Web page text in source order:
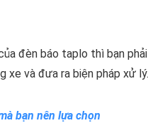
đèn báo taplo thì bạn
xe và đưa ra biện pháp xử lý.
bạn nên lựa chọn